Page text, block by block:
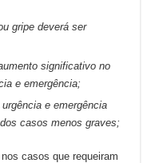
gripe deverá ser
significativo no
e emergência;
e emergência
casos menos graves;
casos que requeiram